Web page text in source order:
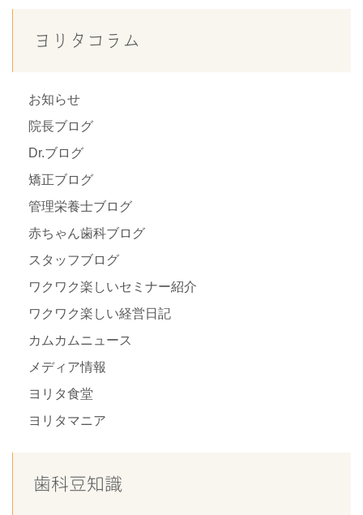
ヨリタコラム
お知らせ
院長ブログ
Dr.ブログ
矯正ブログ
管理栄養士ブログ
赤ちゃん歯科ブログ
スタッフブログ
ワクワク楽しいセミナー紹介
ワクワク楽しい経営日記
カムカムニュース
メディア情報
ヨリタ食堂
ヨリタマニア
歯科豆知識